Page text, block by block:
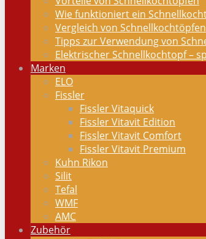
Wie funktioniert ein
Vergleich von Schnellkochtöpfen
Tipps zur Verwendung von
Elektrischer Schnellkochtopf –
Marken
ELO
Fissler
Fissler Vitaquick
Fissler Vitavit Edition
Fissler Vitavit Comfort
Fissler Vitavit Premium
Kuhn Rikon
Silit
Tefal
WMF
AMC
Zubehör